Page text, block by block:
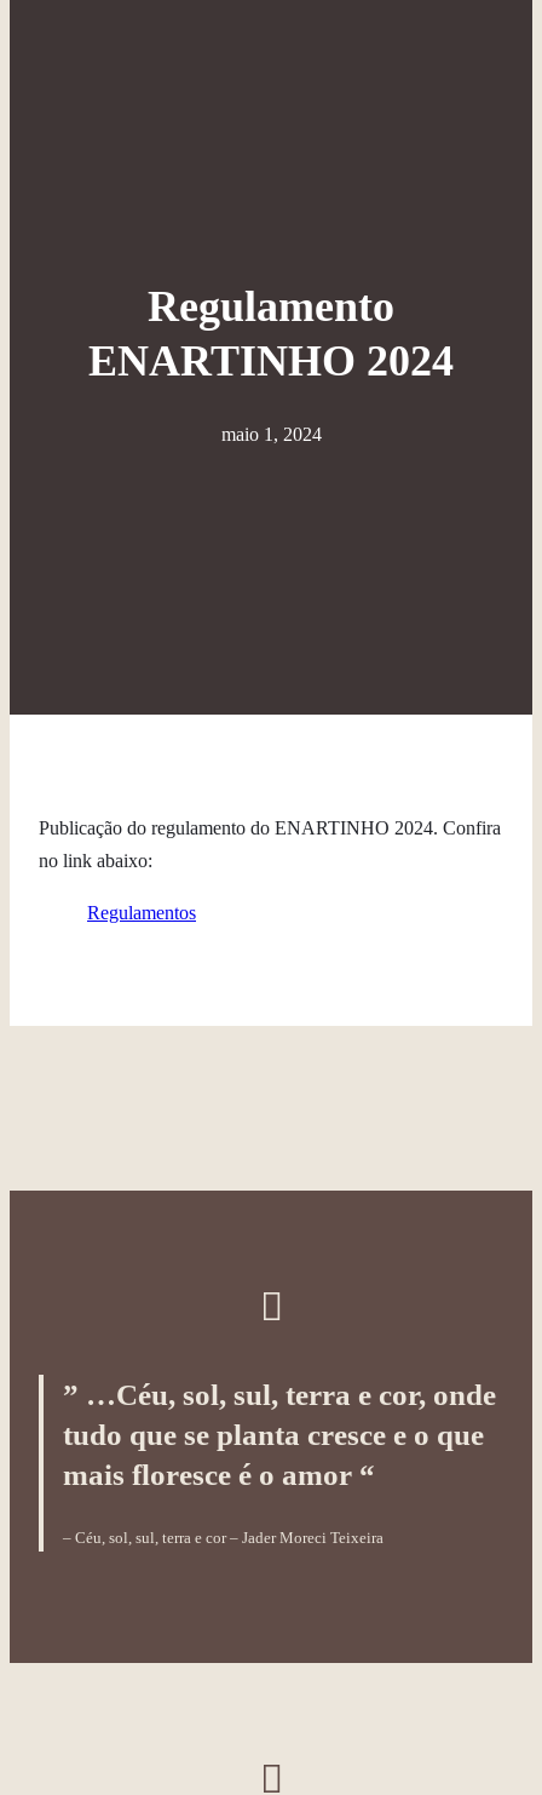
Regulamento
ENARTINHO 2024
maio 1, 2024
Publicação do regulamento do ENARTINHO 2024. Confira
no link abaixo:
Regulamentos
” …Céu, sol, sul, terra e cor, onde
tudo que se planta cresce e o que
mais floresce é o amor “
– Céu, sol, sul, terra e cor – Jader Moreci Teixeira